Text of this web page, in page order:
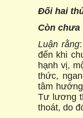
Ðối hai
Còn chưa
Luận rằng
đến khi
hạnh vị,
thức,
tâm
Tư lương
thoát, do